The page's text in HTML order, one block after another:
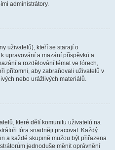
administrátory.
uživatelů), kteří se starají o
upravování a mazání příspěvků a
a rozdělování témat ve fórech,
přítomni, aby zabraňovali uživatelů v
nebo urážlivých materiálů.
které dělí komunitu uživatelů na
fóra snadněji pracovat. Každý
a každé skupině můžou být přiřazena
jednoduše měnit oprávnění